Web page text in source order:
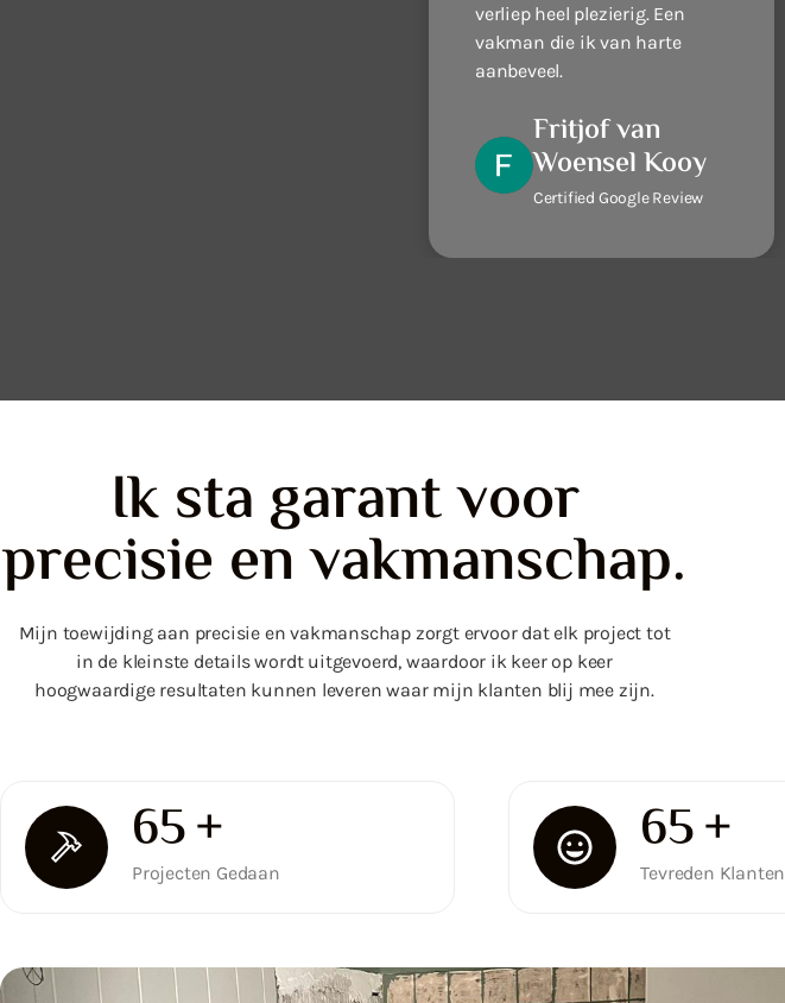
verliep heel plezierig. Een
vakman die ik van harte
aanbeveel.
Fritjof van
Woensel Kooy
Certified Google Review
Ik sta garant voor
precisie en vakmanschap.
Mijn toewijding aan precisie en vakmanschap zorgt ervoor dat elk project tot
in de kleinste details wordt uitgevoerd, waardoor ik keer op keer
hoogwaardige resultaten kunnen leveren waar mijn klanten blij mee zijn.
100+
Projecten Gedaan
100+
Tevreden Klanten